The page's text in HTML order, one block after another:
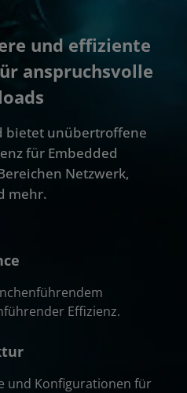
Technische Daten
Fallstudien
Support und Ressourcen
Erste Schritte
und effiziente
anspruchsvolle
bietet unübertroffene
für Embedded
Netzwerk,
mehr.
Effizienz.
und Konfigurationen für